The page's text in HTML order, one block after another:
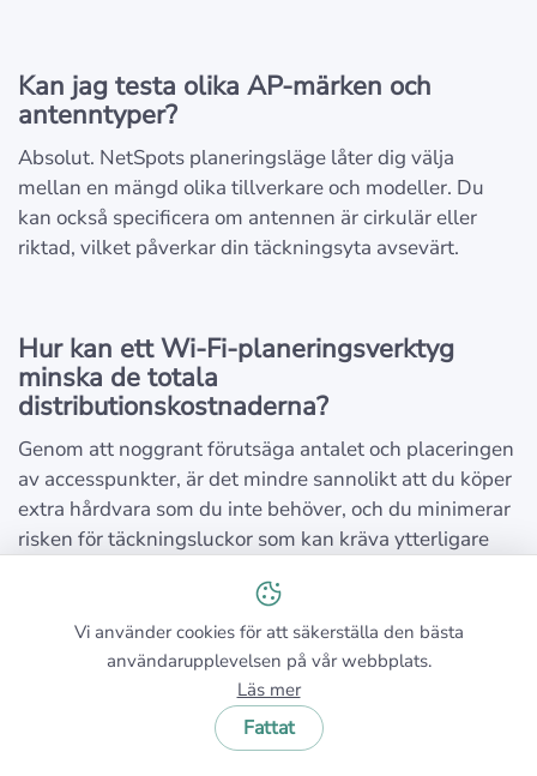
Kan jag testa olika AP-märken och
antenntyper?
Absolut. NetSpots planeringsläge låter dig välja
mellan en mängd olika tillverkare och modeller. Du
kan också specificera om antennen är cirkulär eller
riktad, vilket påverkar din täckningsyta avsevärt.
Hur kan ett Wi-Fi-planeringsverktyg
minska de totala
distributionskostnaderna?
Genom att noggrant förutsäga antalet och placeringen
av accesspunkter, är det mindre sannolikt att du köper
extra hårdvara som du inte behöver, och du minimerar
risken för täckningsluckor som kan kräva ytterligare
Har du fler frågor?
Skicka en förfråganeller skriv några ord.
Vi använder cookies för att säkerställa den bästa
användarupplevelsen på vår webbplats.
Läs mer
Fattat